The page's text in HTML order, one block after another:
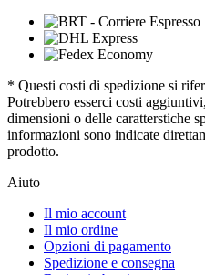
* Questi costi di spedizione si
Potrebbero esserci costi
dimensioni o delle caratterstiche
informazioni sono indicate
prodotto.
Aiuto
Il mio account
Il mio ordine
Opzioni di pagamento
Spedizione e consegna